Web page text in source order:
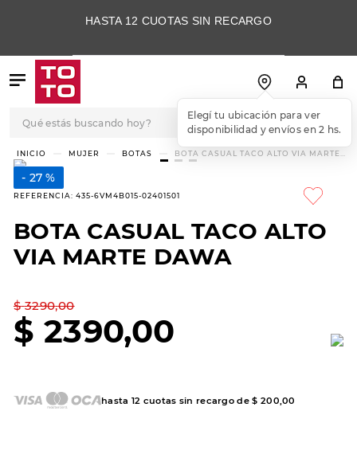
HASTA 12 CUOTAS SIN RECARGO
Elegí tu ubicación para ver
disponibilidad y envíos en 2 hs.
MUJER BOTAS
BOTA CASUAL TACO ALTO VIA MARTE
DAWA
27 %
REFERENCIA: 435-6VM4B015-02401501
BOTA CASUAL TACO ALTO
VIA MARTE DAWA
$ 3290,00
$ 2390,00
hasta 12 cuotas sin recargo de$ 200 ,00
TÉRMINOS MÁS
BUSCADOS
3.
skechers slip-ins